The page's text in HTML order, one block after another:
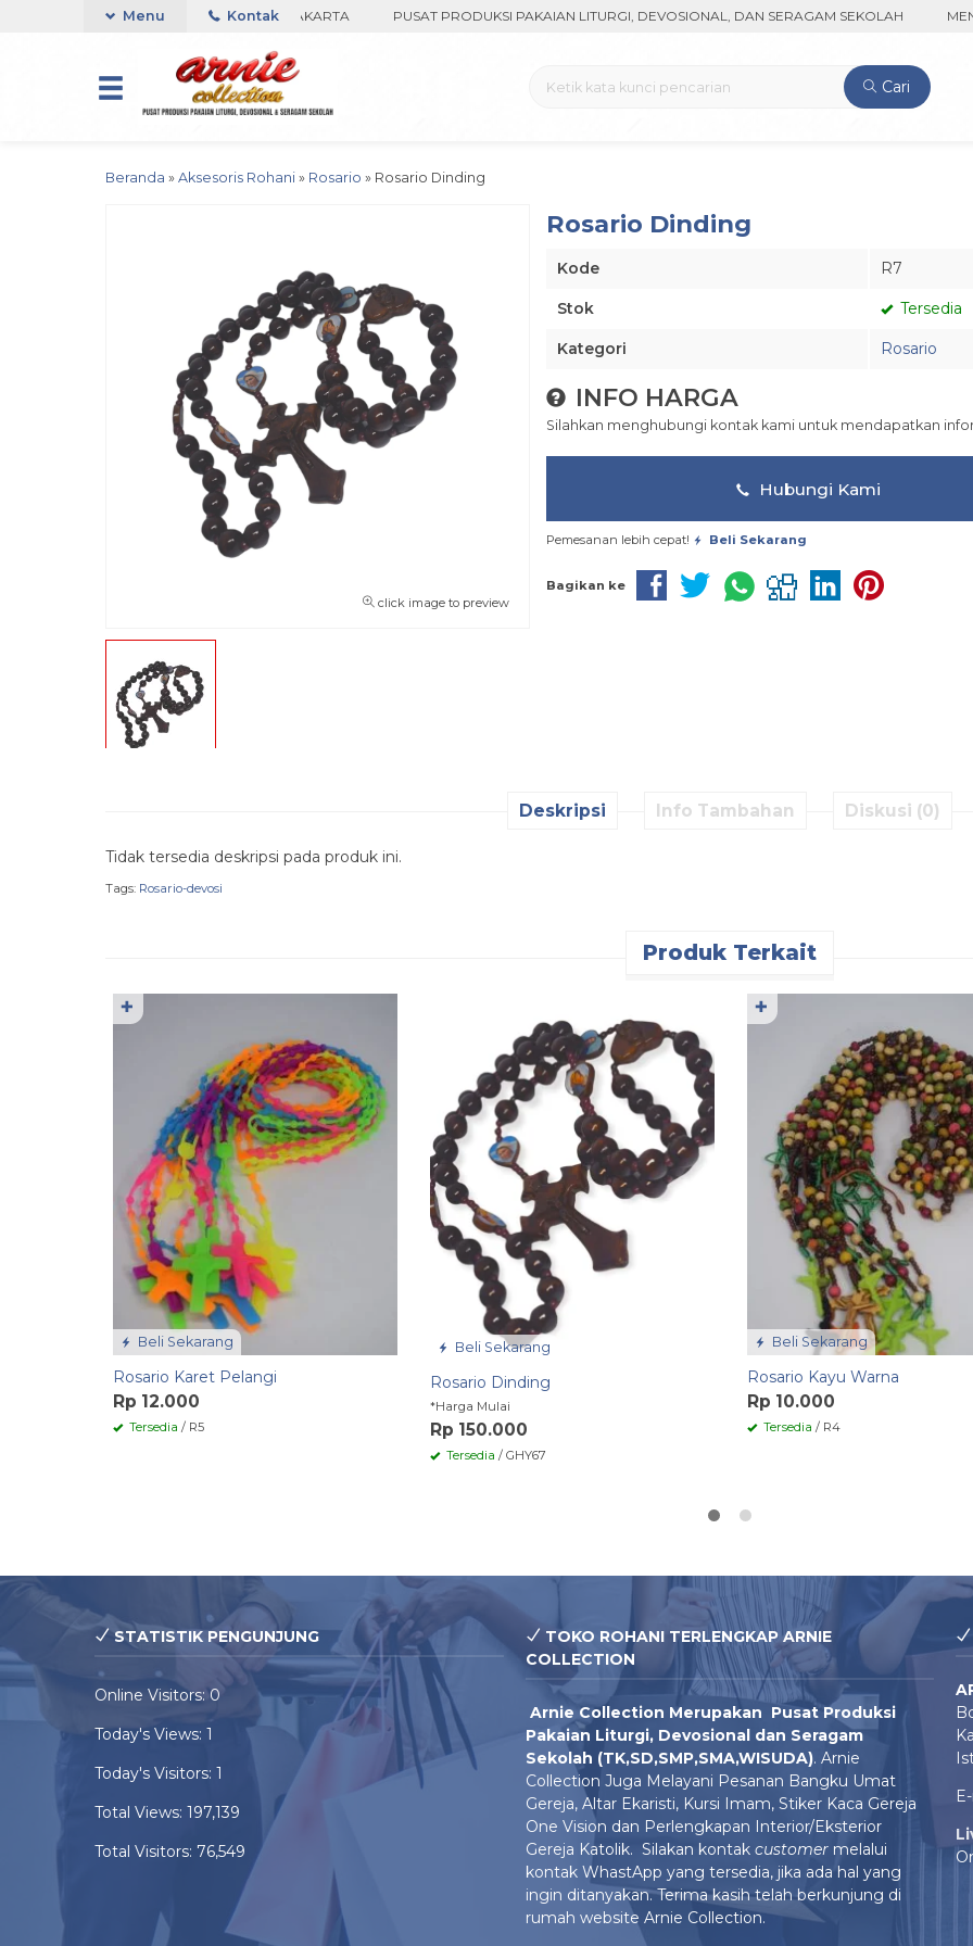
ARNIE COLLECTION-BORO, YOGYAKARTA PUSAT PRODUKSI PAKAIAN LITURGI, DEVOSIONAL, DAN SERAGAM SEKOLAH
Menu Kontak
Cari
Beranda » Aksesoris Rohani » Rosario » Rosario Dinding
click image to preview
Rosario Dinding
Kode R7
Stok Tersedia
Kategori Rosario
INFO HARGA
Silahkan menghubungi kontak kami untuk mendapatkan
Hubungi Kami
Pemesanan lebih cepat! Beli Sekarang
Bagikan ke
Deskripsi Info Tambahan Diskusi (0)
Tidak tersedia deskripsi pada produk ini.
Tags: Rosario-devosi
Produk Terkait
Beli Sekarang
Rosario Karet Pelangi
Rp 12.000
Tersedia / R5
✚
Beli Sekarang
Rosario Dinding
*Harga Mulai
Rp 150.000
Tersedia / GHY67
Beli Sekarang
Rosario Kayu Warna
Rp 10.000
Tersedia / R4
✚
STATISTIK PENGUNJUNG
Online Visitors:0
Today's Views: 1
Today's Visitors: 1
Total Views: 197,139
Total Visitors: 76,549
TOKO ROHANI TERLENGKAP ARNIE
COLLECTION
Arnie Collection Merupakan Pusat Produksi
Pakaian Liturgi, Devosional dan Seragam
Sekolah (TK,SD,SMP,SMA,WISUDA). Arnie
Collection Juga Melayani Pesanan Bangku Umat
Gereja, Altar Ekaristi, Kursi Imam, Stiker Kaca Gereja
One Vision dan Perlengkapan Interior/Eksterior
Gereja Katolik. Silakan kontak customermelalui
kontak WhastApp yang tersedia, jika ada hal yang
ingin ditanyakan. Terima kasih telah berkunjung di
rumah website Arnie Collection.